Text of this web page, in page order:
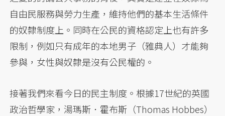
自由民服務與勞力生產，維持他們的基本生活條件
的奴隸制度上。同時在公民的資格認定上也有許多
限制，例如只有成年的本地男子（雅典人）才能夠
參與，女性與奴隸是沒有公民權的。
接著我們來看今日的民主制度。根據17世紀的英國
政治哲學家，湯瑪斯．霍布斯（Thomas Hobbes）